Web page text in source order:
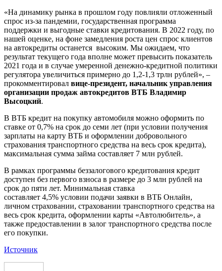
«На динамику рынка в прошлом году повлияли отложенный
спрос из-за пандемии, государственная программа
поддержки и выгодные ставки кредитования. В 2022 году, по
нашей оценке, на фоне замедления роста цен спрос клиентов
на автокредиты останется высоким. Мы ожидаем, что
результат текущего года вполне может превысить показатель
2021 года и в случае умеренной денежно-кредитной политики
регулятора увеличиться примерно до 1,2-1,3 трлн рублей», –
прокомментировал вице-президент, начальник управления
организации продаж автокредитов ВТБ Владимир
Высоцкий.
В ВТБ кредит на покупку автомобиля можно оформить по
ставке от 0,7% на срок до семи лет (при условии получения
зарплаты на карту ВТБ и оформлении добровольного
страхования транспортного средства на весь срок кредита),
максимальная сумма займа составляет 7 млн рублей.
В рамках программы беззалогового кредитования кредит
доступен без первого взноса в размере до 3 млн рублей на
срок до пяти лет. Минимальная ставка
составляет 4,5% условии подачи заявки в ВТБ Онлайн,
личном страховании, страховании транспортного средства на
весь срок кредита, оформлении карты «Автолюбитель», а
также предоставлении в залог транспортного средства после
его покупки.
Источник